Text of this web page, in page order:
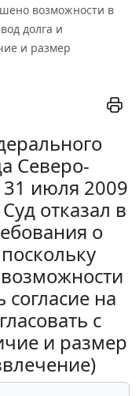
возможности в
долга и
и размер
Северо-
31 июля 2009
отказал в
о
на
с
и размер